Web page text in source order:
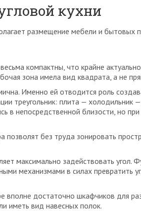
кухни
размещение мебели и бытовых
компактны, что крайне
зона имела вид квадрата, а не
Именно ей отводится роль
треугольник: плита — холодильник
в непосредственной близости, но
позволят без труда зонировать
максимально задействовать угол.
механизмами в силах превратить
вполне достаточно шкафчиков для
иметь вид навесных полок.